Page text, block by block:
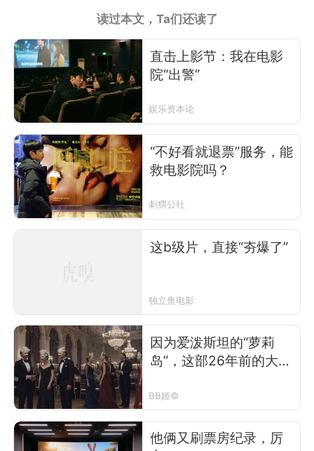
读过本文，Ta们还读了
直击上影节：我在电影
院“出警”
娱乐资本论
“不好看就退票”服务，能
救电影院吗？
刺猬公社
这b级片，直接“夯爆了”
独立鱼电影
因为爱泼斯坦的“萝莉
岛”，这部26年前的大尺
然
BB姬©
他俩又刷票房纪录，厉